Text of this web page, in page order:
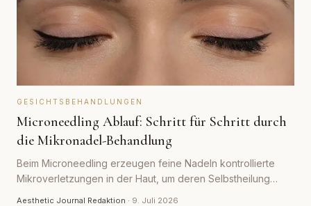
GESICHTSBEHANDLUNGEN
Microneedling Ablauf: Schritt für Schritt durch
die Mikronadel-Behandlung
Beim Microneedling erzeugen feine Nadeln kontrollierte
Mikroverletzungen in der Haut, um deren Selbstheilung
Aesthetic Journal Redaktion · 9. Juli 2026